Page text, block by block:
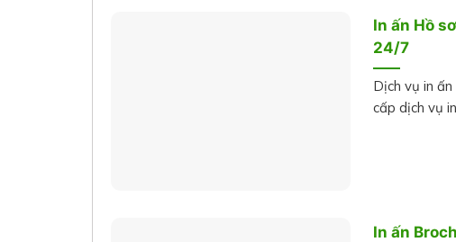
In ấn Hồ
24/7
Dịch vụ in
cấp dịch vụ
In ấn